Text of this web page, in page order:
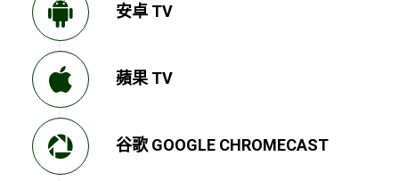
安卓 TV
蘋果 TV
谷歌 GOOGLE CHROMECAST